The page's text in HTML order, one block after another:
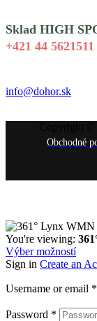
Sklad HIGH
+421 44 5621511
info@dohor.sk
Obchodné
You're viewing:
Výber možností
Sign in Create an
Username or email *
Password *